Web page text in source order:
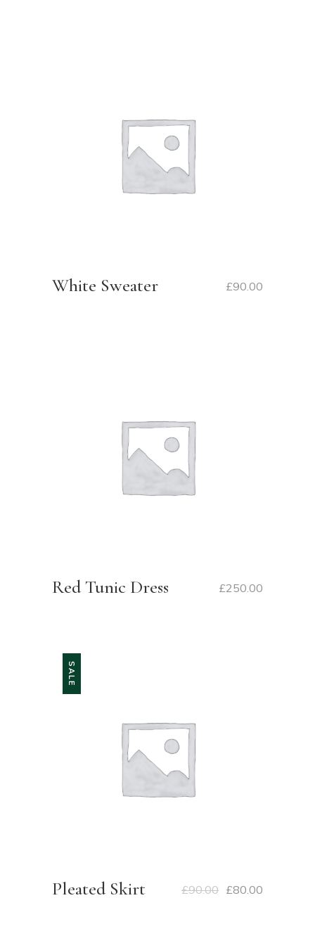
White Sweater £90.00
Red Tunic Dress £250.00
SALE
Pleated Skirt £90.00 £80.00